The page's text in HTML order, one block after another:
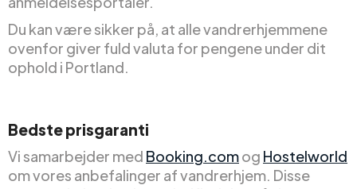
Du kan være sikker på, at alle vandrerhjemmene
ovenfor giver fuld valuta for pengene under dit
ophold i Portland.
Bedste prisgaranti
Vi samarbejder med Booking.comog Hostelworld
om vores anbefalinger af vandrerhjem. Disse